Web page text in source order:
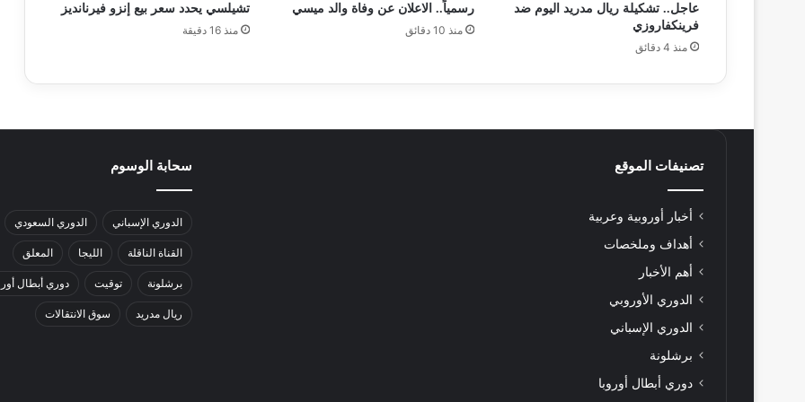
عاجل.. تشكيلة ريال مدريد اليوم ضد
فرينكفاروزي
منذ 4 دقائق
رسمياً.. الاعلان عن وفاة والد ميسي
منذ 10 دقائق
تشيلسي يحدد سعر بيع إنزو فيرنانديز
منذ 16 دقيقة
تصنيفات الموقع
أخبار أوروبية وعربية
أهداف وملخصات
أهم الأخبار
الدوري الأوروبي
الدوري الإسباني
برشلونة
دوري أبطال أوروبا
سحابة الوسوم
الدوري الإسباني الدوري السعودي
القناة الناقلة الليجا المعلق
برشلونة توقيت دوري أبطال
ريال مدريد سوق الانتقالات